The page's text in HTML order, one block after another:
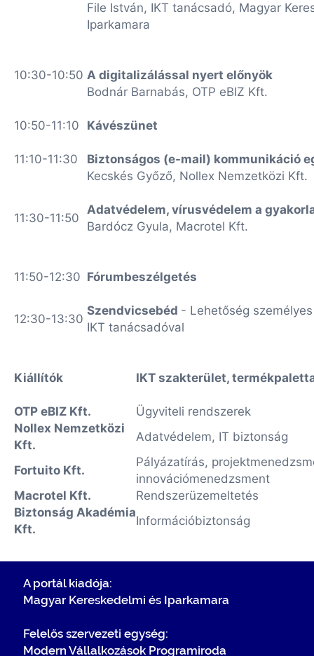
File István, IKT tanácsadó, Magyar
Iparkamara
10:30-10:50 A digitalizálással nyert előnyök
Bodnár Barnabás, OTP eBIZ Kft.
10:50-11:10 Kávészünet
11:10-11:30
Biztonságos (e-mail) kommunikáció
Kecskés Győző, Nollex Nemzetközi Kft.
11:30-11:50
Adatvédelem, vírusvédelem a
Bardócz Gyula, Macrotel Kft.
11:50-12:30 Fórumbeszélgetés
12:30-13:30
Szendvicsebéd - Lehetőség
IKT tanácsadóval
Kiállítók IKT szakterület,
OTP eBIZ Kft.
Ügyviteli rendszerek
Nollex Nemzetközi
Kft.
Adatvédelem, IT biztonság
Fortuito Kft.
Pályázatírás,
innovációmenedzsment
Macrotel Kft.
Rendszerüzemeltetés
Biztonság Akadémia
Kft.
Információbiztonság
A portál kiadója:
Magyar Kereskedelmi és Iparkamara
Felelős szervezeti egység:
Modern Vállalkozások Programiroda